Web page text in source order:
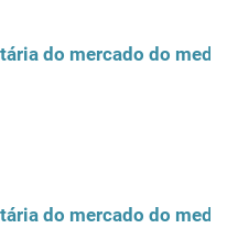
do mercado do
do mercado do